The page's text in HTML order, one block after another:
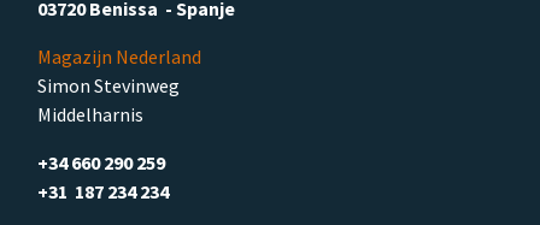
03720 Benissa - Spanje
Magazijn Nederland
Simon Stevinweg
Middelharnis
+34 660 290 259
+31 187 234 234